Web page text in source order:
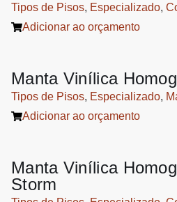
Tipos de Pisos, Especializado,
Adicionar ao orçamento
Manta Vinílica
Tipos de Pisos, Especializado,
Adicionar ao orçamento
Manta Vinílica
Storm